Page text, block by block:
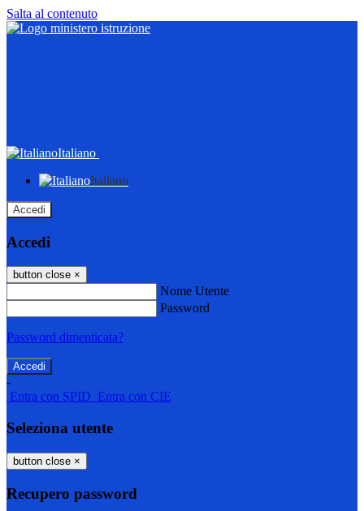
Salta al contenuto
Italiano
Italiano
Accedi
Accedi
button close ×
Nome Utente
Password
Password dimenticata?
-
Entra con SPID Entra con CIE
Seleziona utente
button close ×
Recupero password